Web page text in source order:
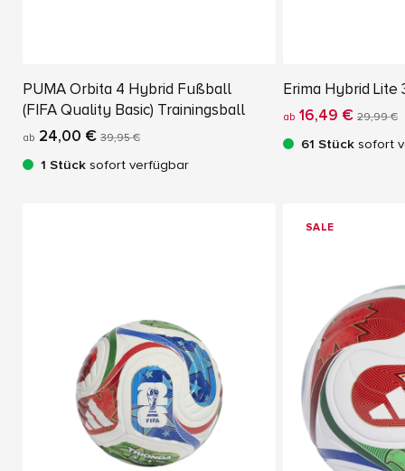
PUMA Orbita 4 Hybrid Fußball
(FIFA Quality Basic) Trainingsball
ab 24,00 € 39,95 €
1 Stück sofort verfügbar
Erima Hybrid
ab 16,49 € 29,99 €
61 Stück sofort
SALE